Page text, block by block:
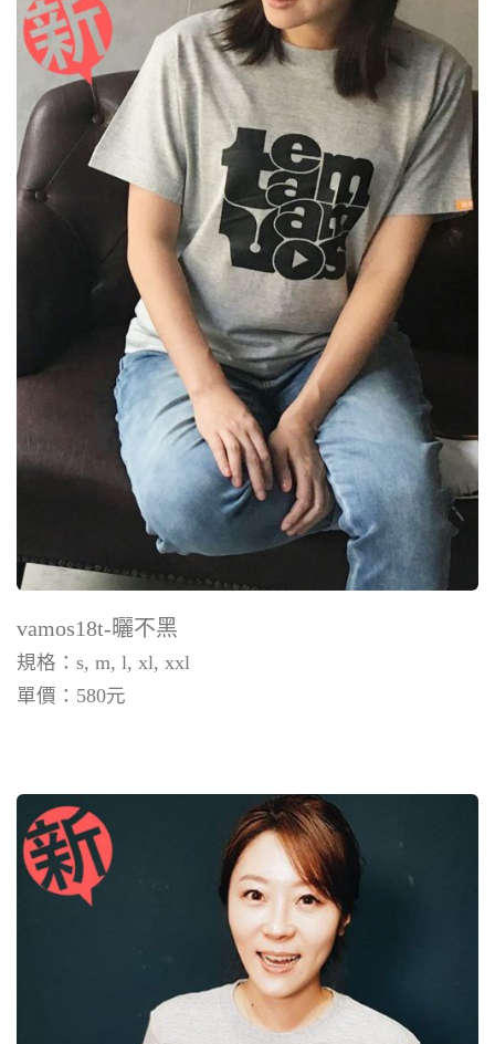
vamos18t-曬不黑
規格：s, m, l, xl, xxl
單價： 580元